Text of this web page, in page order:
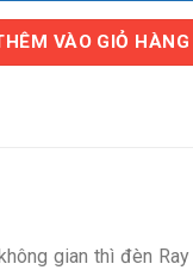
VÀO GIỎ HÀNG
gian thì đèn Ray